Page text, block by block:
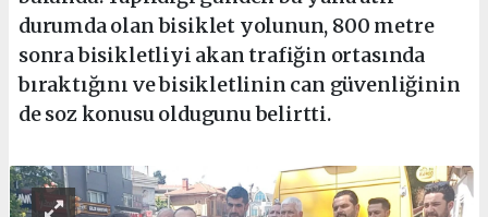
durumda olan bisiklet yolunun, 800 metre
sonra bisikletliyi akan trafiğin ortasında
bıraktığını ve bisikletlinin can güvenliğinin
de soz konusu oldugunu belirtti.